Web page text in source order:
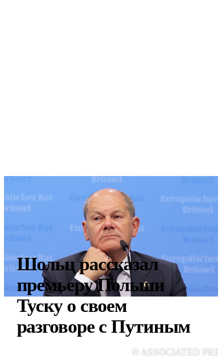
Шольц рассказал
премьеру Польши
Туску о своем
разговоре с Путиным
© ASSOCIATED